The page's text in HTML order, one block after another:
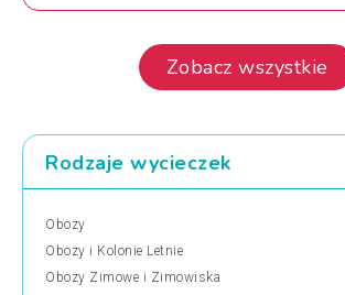
Zobacz wszystkie
Rodzaje wycieczek
Obozy
Obozy i Kolonie Letnie
Obozy Zimowe i Zimowiska